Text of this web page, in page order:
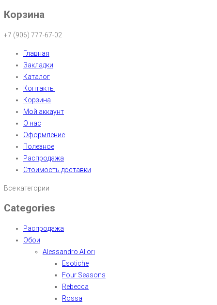
Корзина
+7 (906) 777-67-02
Главная
Закладки
Каталог
Контакты
Корзина
Мой аккаунт
О нас
Оформление
Полезное
Распродажа
Стоимость доставки
Все категории
Categories
Распродажа
Обои
Alessandro Allori
Esotiche
Four Seasons
Rebecca
Rossa